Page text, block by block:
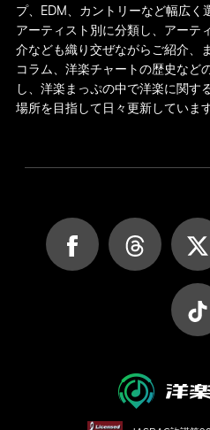
プ、EDM、カントリーなど幅広く
アーティスト別に分類し、アーテ
介なども織り交ぜながらご紹介、
コラム、洋楽チャートの歴史など
し、洋楽まっぷの中で洋楽に関す
場所を目指して日々更新しています